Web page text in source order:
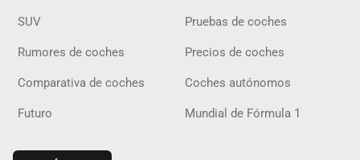
SUV Pruebas de coches
Rumores de coches Precios de coches
Comparativa de coches Coches autónomos
Futuro Mundial de Fórmula 1